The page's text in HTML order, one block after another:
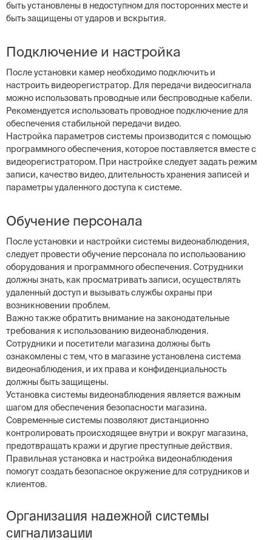
быть установлены в недоступном для посторонних месте и
быть защищены от ударов и вскрытия.
Подключение и настройка
После установки камер необходимо подключить и
настроить видеорегистратор. Для передачи видеосигнала
можно использовать проводные или беспроводные кабели.
Рекомендуется использовать проводное подключение для
обеспечения стабильной передачи видео.
Настройка параметров системы производится с помощью
программного обеспечения, которое поставляется вместе с
видеорегистратором. При настройке следует задать режим
записи, качество видео, длительность хранения записей и
параметры удаленного доступа к системе.
Обучение персонала
После установки и настройки системы видеонаблюдения,
следует провести обучение персонала по использованию
оборудования и программного обеспечения. Сотрудники
должны знать, как просматривать записи, осуществлять
удаленный доступ и вызывать службы охраны при
возникновении проблем.
Важно также обратить внимание на законодательные
требования к использованию видеонаблюдения.
Сотрудники и посетители магазина должны быть
ознакомлены с тем, что в магазине установлена система
видеонаблюдения, и их права и конфиденциальность
должны быть защищены.
Установка системы видеонаблюдения является важным
шагом для обеспечения безопасности магазина.
Современные системы позволяют дистанционно
контролировать происходящее внутри и вокруг магазина,
предотвращать кражи и другие преступные действия.
Правильная установка и настройка видеонаблюдения
помогут создать безопасное окружение для сотрудников и
клиентов.
Организация надежной системы
сигнализации